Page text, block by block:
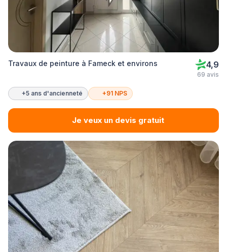
Travaux de peinture à Fameck et environs 4,9
69 avis
+5 ans d'ancienneté +91 NPS
Je veux un devis gratuit